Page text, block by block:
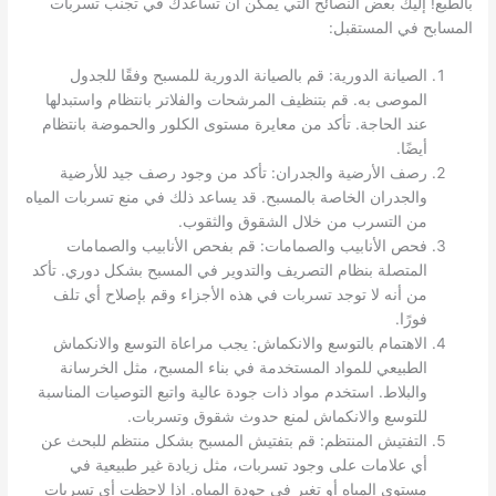
المسابح في المستقبل:
الصيانة الدورية: قم بالصيانة الدورية للمسبح وفقًا للجدول
الموصى به. قم بتنظيف المرشحات والفلاتر بانتظام واستبدلها
عند الحاجة. تأكد من معايرة مستوى الكلور والحموضة بانتظام
أيضًا.
رصف الأرضية والجدران: تأكد من وجود رصف جيد للأرضية
والجدران الخاصة بالمسبح. قد يساعد ذلك في منع تسربات المياه
من التسرب من خلال الشقوق والثقوب.
فحص الأنابيب والصمامات: قم بفحص الأنابيب والصمامات
المتصلة بنظام التصريف والتدوير في المسبح بشكل دوري. تأكد
من أنه لا توجد تسربات في هذه الأجزاء وقم بإصلاح أي تلف
فورًا.
الاهتمام بالتوسع والانكماش: يجب مراعاة التوسع والانكماش
الطبيعي للمواد المستخدمة في بناء المسبح، مثل الخرسانة
والبلاط. استخدم مواد ذات جودة عالية واتبع التوصيات المناسبة
للتوسع والانكماش لمنع حدوث شقوق وتسربات.
التفتيش المنتظم: قم بتفتيش المسبح بشكل منتظم للبحث عن
أي علامات على وجود تسربات، مثل زيادة غير طبيعية في
مستوى المياه أو تغير في جودة المياه. إذا لاحظت أي تسربات